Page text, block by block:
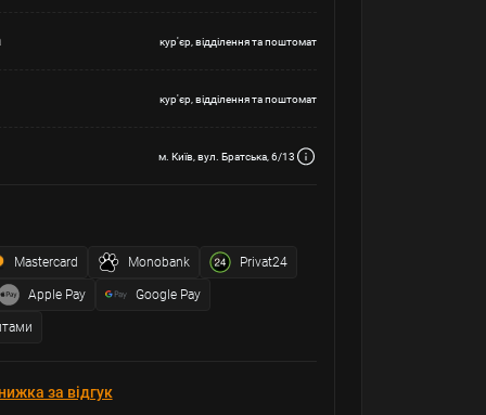
кур'єр, відділення та поштомат
кур'єр, відділення та поштомат
м. Київ, вул. Братська, 6/13
Mastercard Monobank Privat24
Apple Pay Google Pay
за відгук